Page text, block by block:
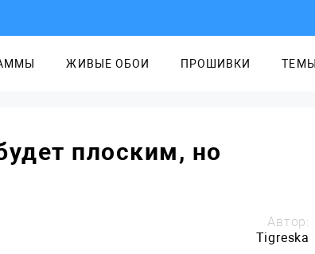
ЖИВЫЕ ОБОИ ПРОШИВКИ ТЕМЫ
плоским, но
Автор:
Tigreska